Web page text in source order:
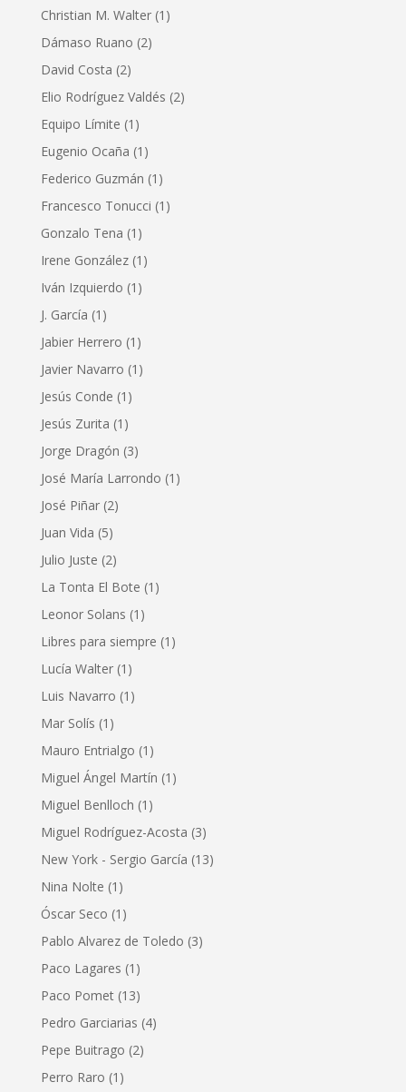
Christian M. Walter (1)
Dámaso Ruano (2)
David Costa (2)
Elio Rodríguez Valdés (2)
Equipo Límite (1)
Eugenio Ocaña (1)
Federico Guzmán (1)
Francesco Tonucci (1)
Gonzalo Tena (1)
Irene González (1)
Iván Izquierdo (1)
J. García (1)
Jabier Herrero (1)
Javier Navarro (1)
Jesús Conde (1)
Jesús Zurita (1)
Jorge Dragón (3)
José María Larrondo (1)
José Piñar (2)
Juan Vida (5)
Julio Juste (2)
La Tonta El Bote (1)
Leonor Solans (1)
Libres para siempre (1)
Lucía Walter (1)
Luis Navarro (1)
Mar Solís (1)
Mauro Entrialgo (1)
Miguel Ángel Martín (1)
Miguel Benlloch (1)
Miguel Rodríguez-Acosta (3)
New York - Sergio García (13)
Nina Nolte (1)
Óscar Seco (1)
Pablo Alvarez de Toledo (3)
Paco Lagares (1)
Paco Pomet (13)
Pedro Garciarias (4)
Pepe Buitrago (2)
Perro Raro (1)